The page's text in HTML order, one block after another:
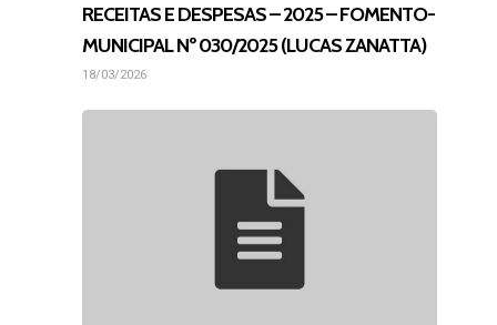
RECEITAS E DESPESAS – 2025 – FOMENTO-
MUNICIPAL Nº 030/2025 (LUCAS ZANATTA)
18/03/2026